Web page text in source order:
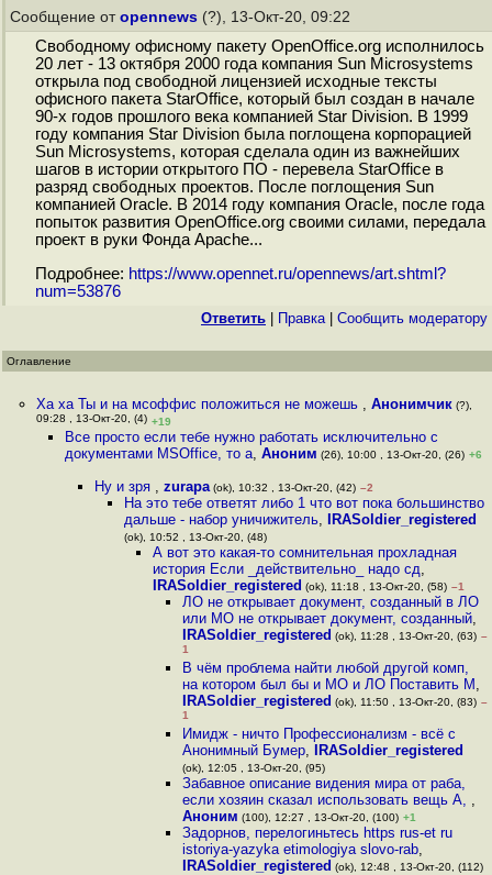
Сообщение от opennews (?), 13-Окт-20, 09:22
Свободному офисному пакету OpenOffice.org исполнилось
20 лет - 13 октября 2000 года компания Sun Microsystems
открыла под свободной лицензией исходные тексты
офисного пакета StarOffice, который был создан в начале
90-х годов прошлого века компанией Star Division. В 1999
году компания Star Division была поглощена корпорацией
Sun Microsystems, которая сделала один из важнейших
шагов в истории открытого ПО - перевела StarOffice в
разряд свободных проектов. После поглощения Sun
компанией Oracle. В 2014 году компания Oracle, после года
попыток развития OpenOffice.org своими силами, передала
проект в руки Фонда Apache...
Подробнее: https://www.opennet.ru/opennews/art.shtml?
num=53876
Ответить Правка| Cообщить модератору
Оглавление
Ха ха Ты и на мсоффис положиться не можешь , Анонимчик(?),
09:28 , 13-Окт-20, (4) +19
Все просто если тебе нужно работать исключительно с
документами MSOffice, то а,Аноним (26), 10:00 , 13-Окт-20, (26) +6
Ну и зря , zurapa(ok), 10:32 , 13-Окт-20, (42) –2
На это тебе ответят либо 1 что вот пока большинство
дальше - набор уничижитель, IRASoldier_registered
(ok), 10:52 , 13-Окт-20, (48)
А вот это какая-то сомнительная прохладная
история Если _действительно_ надо сд,
IRASoldier_registered (ok), 11:18 , 13-Окт-20, (58) –1
ЛО не открывает документ, созданный в ЛО
или МО не открывает документ, созданный,
IRASoldier_registered (ok), 11:28 , 13-Окт-20, (63) –
1
В чём проблема найти любой другой комп,
на котором был бы и МО и ЛО Поставить М ,
IRASoldier_registered (ok), 11:50 , 13-Окт-20, (83) –
1
Имидж - ничто Профессионализм - всё с
Анонимный Бумер, IRASoldier_registered
(ok), 12:05 , 13-Окт-20, (95)
Забавное описание видения мира от раба,
если хозяин сказал использовать вещь А, ,
Аноним (100), 12:27 , 13-Окт-20, (100) +1
Задорнов, перелогиньтесь https rus-et ru
istoriya-yazyka etimologiya slovo-rab,
IRASoldier_registered (ok), 12:48 , 13-Окт-20, (112)